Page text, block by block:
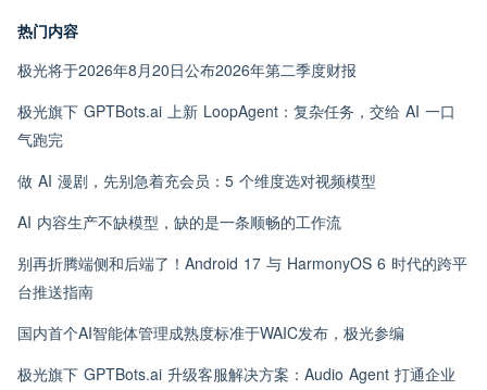
热门内容
极光将于2026年8月20日公布2026年第二季度财报
极光旗下 GPTBots.ai 上新 LoopAgent：复杂任务，交给 AI 一口
气跑完
做 AI 漫剧，先别急着充会员：5 个维度选对视频模型
AI 内容生产不缺模型，缺的是一条顺畅的工作流
别再折腾端侧和后端了！Android 17 与 HarmonyOS 6 时代的跨平
台推送指南
国内首个AI智能体管理成熟度标准于WAIC发布，极光参编
极光旗下 GPTBots.ai 升级客服解决方案：Audio Agent 打通企业